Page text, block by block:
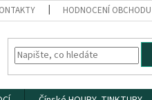
HODNOCENÍ OBCHODU